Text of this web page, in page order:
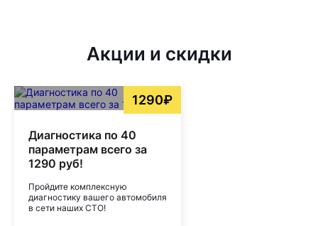
Акции и скидки
1290₽
Диагностика по 40
параметрам всего за
1290 руб!
Пройдите комплексную
диагностику вашего автомобиля
в сети наших СТО!